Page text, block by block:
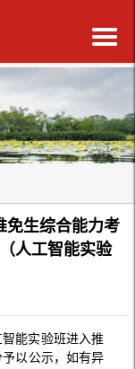
免生综合能力考
人工智能实验
能实验班进入推
以公示，如有异